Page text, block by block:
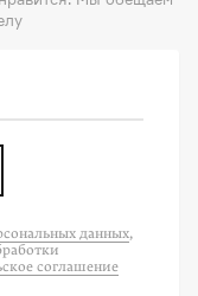
данных,
соглашение